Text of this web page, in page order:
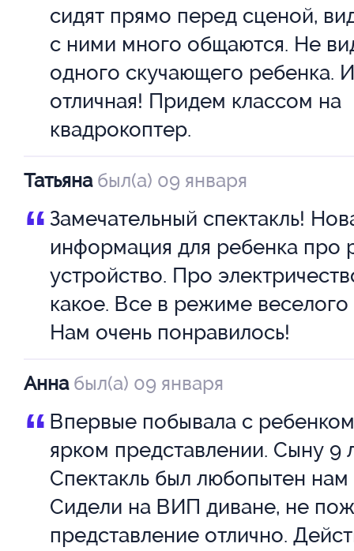
верный помощник дедушки,
конструктивный критик, и
всеобщая любимица и
а также бабушка Мария
всегда поддержать
изыскания дедушки.
Юные ученые попадут в
семейную атмосферу, узнают,
роботы и как можно их
множество опытов, и всё это
Спектакль развивает в детях
любознательность и желание
вместе с родителями
эксперименты, заняться
открыть что-то новое.
сидят прямо перед сценой,
с ними много общаются. Не
одного скучающего ребенка.
отличная! Придем классом на
квадрокоптер.
Татьянабыл(а) 09 января
“ Замечательный спектакль!
информация для ребенка про
устройство. Про
какое. Все в режиме веселого
Нам очень понравилось!
Аннабыл(а) 09 января
“ Впервые побывала с
ярком представлении. Сыну 9
Спектакль был любопытен
Сидели на ВИП диване, не
представление отлично.